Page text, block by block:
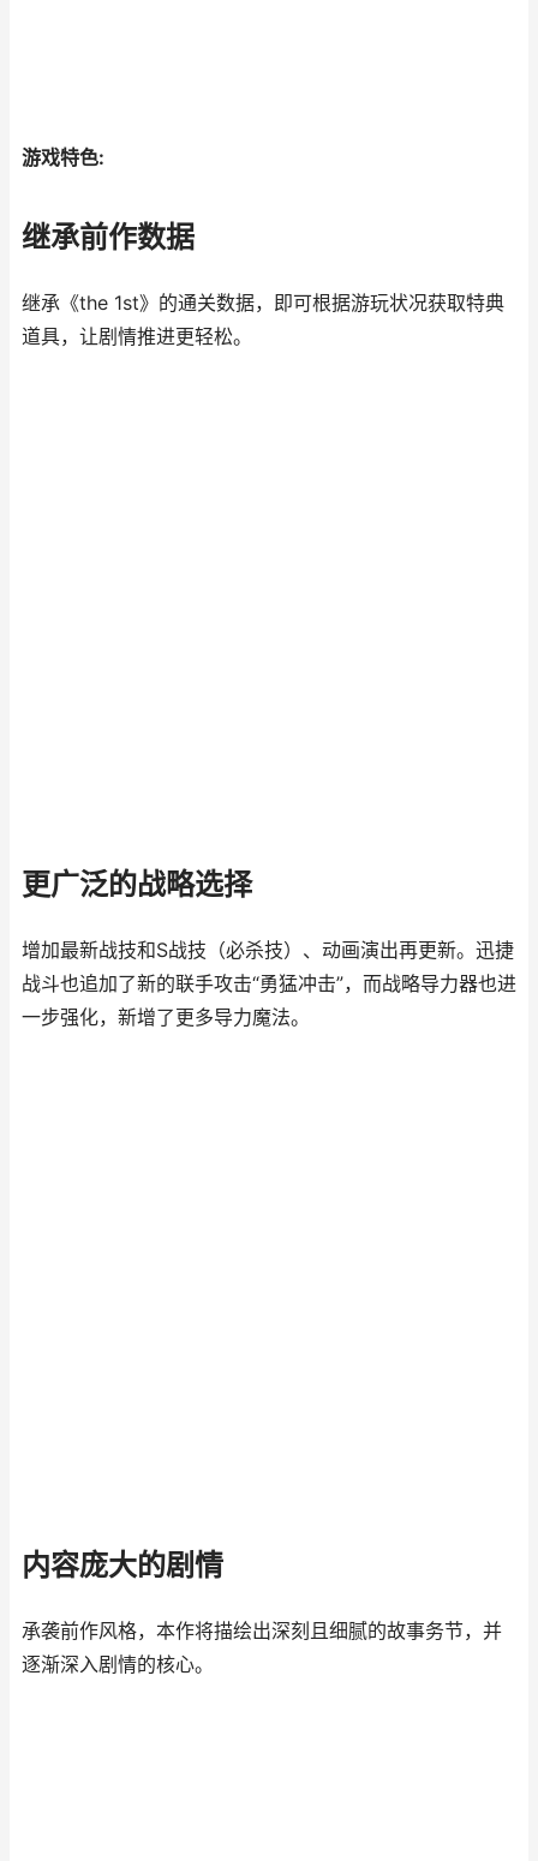
游戏特色:
继承前作数据
继承《the 1st》的通关数据，即可根据游玩状况获取特典
道具，让剧情推进更轻松。
更广泛的战略选择
增加最新战技和S战技（必杀技）、动画演出再更新。迅捷
战斗也追加了新的联手攻击“勇猛冲击”，而战略导力器也进
一步强化，新增了更多导力魔法。
内容庞大的剧情
承袭前作风格，本作将描绘出深刻且细腻的故事务节，并
逐渐深入剧情的核心。